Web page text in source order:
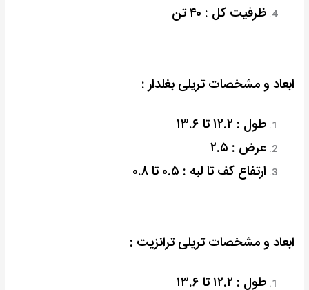
ظرفیت کل : ۴۰ تن
ابعاد و مشخصات تریلی بغلدار :
طول : ۱۲.۲ تا ۱۳.۶
عرض : ۲.۵
ارتفاع کف تا لبه : ۰.۵ تا ۰.۸
ابعاد و مشخصات تریلی ترانزیت :
طول : ۱۲.۲ تا ۱۳.۶